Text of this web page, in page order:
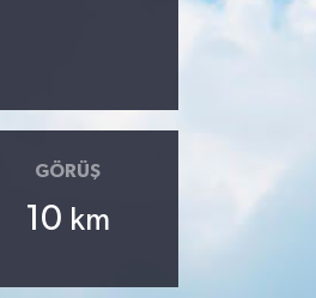
GÖRÜŞ
10 km